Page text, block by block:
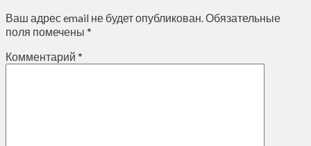
Ваш адрес email не будет опубликован.Обязательные
поля помечены *
Комментарий *